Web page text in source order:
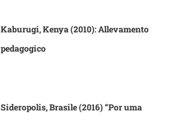
Kaburugi, Kenya (2010): Allevamento
pedagogico
Sideropolis, Brasile (2016) “Por uma